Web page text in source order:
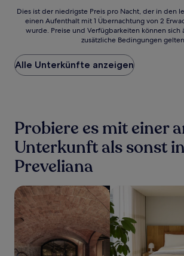
Dies
der
Preis
pro
Nacht,
24 Stunden
für
einen
Aufenthalt
mit
1 Übernachtung
von
2 Erwachsenen
gefunden
wurde.
Preise
und
Dies ist der niedrigste Preis pro Nacht, der in den
einen Aufenthalt mit 1 Übernachtung von 2
wurde. Preise und Verfügbarkeiten können sich
zusätzliche Bedingungen
Alle Unterkünfte anzeigen
Probiere es mit einer
Unterkunft als sonst in
Preveliana
Suche nach Unterkünften mit Wellness
Suche nach